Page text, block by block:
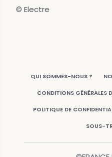
© Electre
QUI SOMMES-NOUS ?
CONDITIONS GÉNÉRALES
POLITIQUE DE
SOUS-